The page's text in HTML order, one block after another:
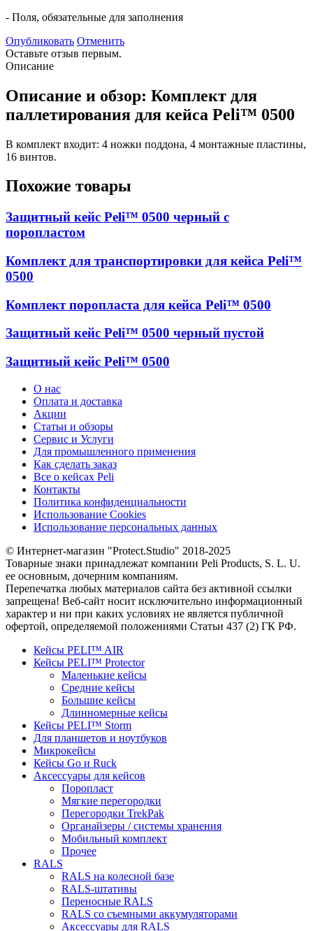
- Поля, обязательные для заполнения
Опубликовать Отменить
Оставьте отзыв первым.
Описание
Описание и обзор: Комплект для
паллетирования для кейса Peli™ 0500
В комплект входит: 4 ножки поддона, 4 монтажные пластины,
16 винтов.
Похожие товары
Защитный кейс Peli™ 0500 черный c
поропластом
Комплект для транспортировки для кейса Peli™
0500
Комплект поропласта для кейса Peli™ 0500
Защитный кейс Peli™ 0500 черный пустой
Защитный кейс Peli™ 0500
О нас
Оплата и доставка
Акции
Статьи и обзоры
Сервис и Услуги
Для промышленного применения
Как сделать заказ
Все о кейсах Peli
Контакты
Политика конфиденциальности
Использование Cookies
Использование персональных данных
© Интернет-магазин "Protect.Studio" 2018-2025
Товарные знаки принадлежат компании Peli Products, S. L. U.
ее основным, дочерним компаниям.
Перепечатка любых материалов сайта без активной ссылки
запрещена! Веб-сайт носит исключительно информационный
характер и ни при каких условиях не является публичной
офертой, определяемой положениями Статьи 437 (2) ГК РФ.
Кейсы PELI™ AIR
Кейсы PELI™ Protector
Маленькие кейсы
Средние кейсы
Большие кейсы
Длинномерные кейсы
Кейсы PELI™ Storm
Для планшетов и ноутбуков
Микрокейсы
Кейсы Go и Ruck
Аксессуары для кейсов
Поропласт
Мягкие перегородки
Перегородки TrekPak
Органайзеры / системы хранения
Мобильный комплект
Прочее
RALS
RALS на колесной базе
RALS-штативы
Переносные RALS
RALS со съемными аккумуляторами
Аксессуары для RALS